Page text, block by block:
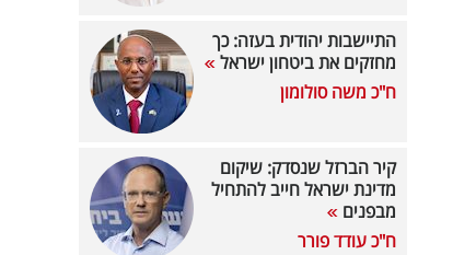
התיישבות יהודית בעזה: כך
מחזקים את ביטחון ישראל
ח"כ משה סולומון
קיר הברזל שנסדק: שיקום
מדינת ישראל חייב להתחיל
מבפנים
ח"כ עודד פורר